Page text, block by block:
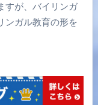
すが、バイリンガ
ンガル教育の形を